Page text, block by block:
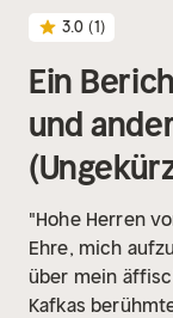
3.0 (1)
Ein
und
"Hohe Herren
Ehre, mich
über mein
Kafkas